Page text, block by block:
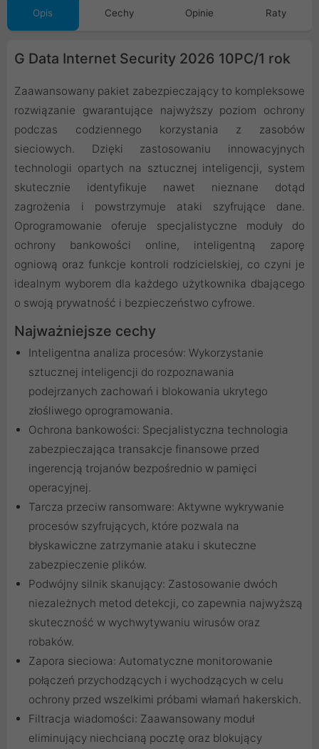
Opis Cechy Opinie Raty
G Data Internet Security 2026 10PC/1 rok
Zaawansowany pakiet zabezpieczający to kompleksowe
rozwiązanie gwarantujące najwyższy poziom ochrony
podczas codziennego korzystania z zasobów
sieciowych. Dzięki zastosowaniu innowacyjnych
technologii opartych na sztucznej inteligencji, system
skutecznie identyfikuje nawet nieznane dotąd
zagrożenia i powstrzymuje ataki szyfrujące dane.
Oprogramowanie oferuje specjalistyczne moduły do
ochrony bankowości online, inteligentną zaporę
ogniową oraz funkcje kontroli rodzicielskiej, co czyni je
idealnym wyborem dla każdego użytkownika dbającego
o swoją prywatność i bezpieczeństwo cyfrowe.
Najważniejsze cechy
Inteligentna analiza procesów: Wykorzystanie
sztucznej inteligencji do rozpoznawania
podejrzanych zachowań i blokowania ukrytego
złośliwego oprogramowania.
Ochrona bankowości: Specjalistyczna technologia
zabezpieczająca transakcje finansowe przed
ingerencją trojanów bezpośrednio w pamięci
operacyjnej.
Tarcza przeciw ransomware: Aktywne wykrywanie
procesów szyfrujących, które pozwala na
błyskawiczne zatrzymanie ataku i skuteczne
zabezpieczenie plików.
Podwójny silnik skanujący: Zastosowanie dwóch
niezależnych metod detekcji, co zapewnia najwyższą
skuteczność w wychwytywaniu wirusów oraz
robaków.
Zapora sieciowa: Automatyczne monitorowanie
połączeń przychodzących i wychodzących w celu
ochrony przed wszelkimi próbami włamań hakerskich.
Filtracja wiadomości: Zaawansowany moduł
eliminujący niechcianą pocztę oraz blokujący